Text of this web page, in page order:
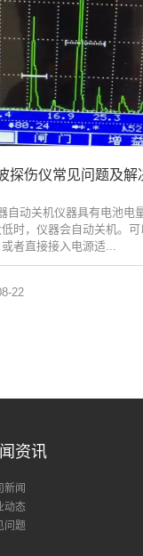
探伤仪常见问题及解
自动关机仪器具有电池电
时，仪器会自动关机。
或者直接接入电源适...
22
资讯
新闻
动态
问题